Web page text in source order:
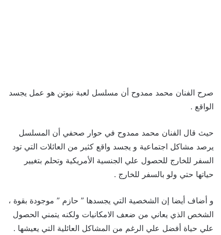
صرح الفنان محمد ممدوح أن مسلسل لعبة نيوتن هو عمل يجسد
الواقع .
حيث قال الفنان محمد ممدوح في حوار صحفي أن المسلسل
يرصد مشاكل اجتماعية و يجسد واقع كثير من العائلات التي تود
السفر للخارج للحصول علي الجنسية الأمريكية وتحلم بتغيير
حياتها حتي ولو بالسفر للخارج .
و أضاف أيضا إن الشخصية التي يجسدها ” حازم ” موجودة بقوة ،
الشخص الذي يعاني من ضعف الامكانيات ولكنه يتمني الحصول
علي حياة أفضل علي الرغم من المشاكل العائلية التي يعيشها .